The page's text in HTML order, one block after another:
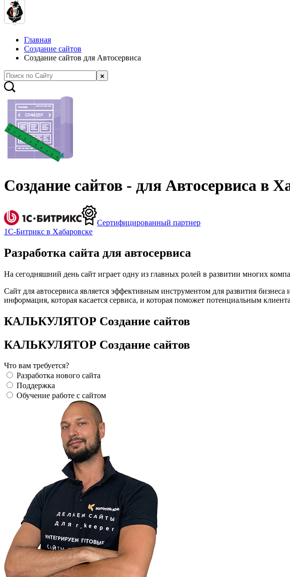
Главная
Создание сайтов
Создание сайтов для Автосервиса
Создание сайтов - для Автосервиса в
Сертифицированный партнер
1С-Битрикс в Хабаровске
Разработка сайта для автосервиса
На сегодняшний день сайт играет одну из главных ролей в развитии многих
Сайт для автосервиса является эффективным инструментом для развития
информация, которая касается сервиса, и которая поможет потенциальным
КАЛЬКУЛЯТОР Создание сайтов
КАЛЬКУЛЯТОР Создание сайтов
Что вам требуется?
Разработка нового сайта
Поддержка
Обучение работе с сайтом